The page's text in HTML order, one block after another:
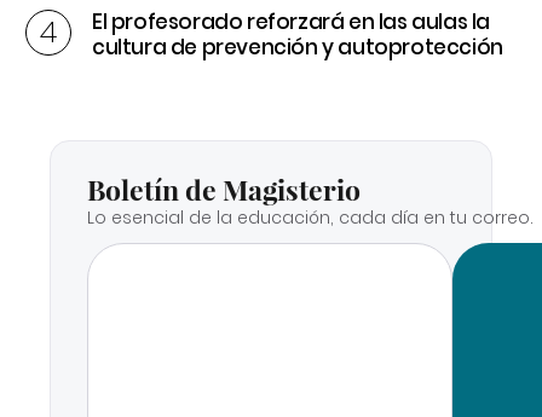
El profesorado reforzará en las aulas la
cultura de prevención y autoprotección
Boletín de Magisterio
Lo esencial de la educación, cada día en tu correo.